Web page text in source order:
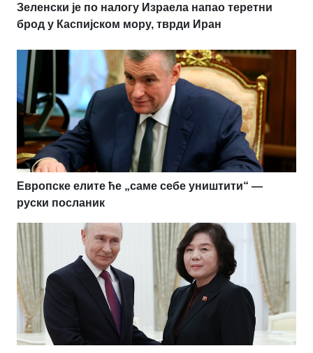
Зеленски је по налогу Израела напао теретни
брод у Каспијском мору, тврди Иран
Европске елите ће „саме себе уништити“ —
руски посланик